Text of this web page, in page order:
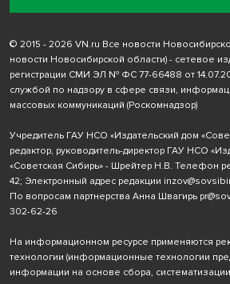
© 2015 - 2026 VN.ru Все новости
новости Новосибирской области) - сетевое
регистрации СМИ ЭЛ № ФС 77-66488 от
службой по надзору в сфере связи,
массовых коммуникаций (Роскомнадзор)
Учредитель ГАУ НСО «Издательский дом
редактор, руководитель-директор ГАУ НСО
«Советская Сибирь» - Шрейтер Н.В. Телефон
42; Электронный адрес редакции
По вопросам партнерства Анна Швагирь
302-62-26
На информационном ресурсе применяются
технологии (информационные технологии
информации на основе сбора,